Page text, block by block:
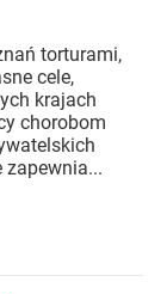
torturami,
cele,
krajach
chorobom
zapewnia...